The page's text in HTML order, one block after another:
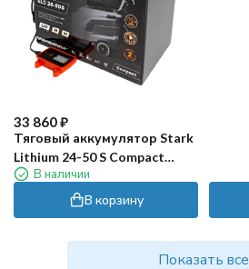
33 860₽
Тяговый аккумулятор Stark
Lithium 24-50 S Compact
MFAV (24В, 50Ач, Li-ion)
В наличии
В корзину
Показать все